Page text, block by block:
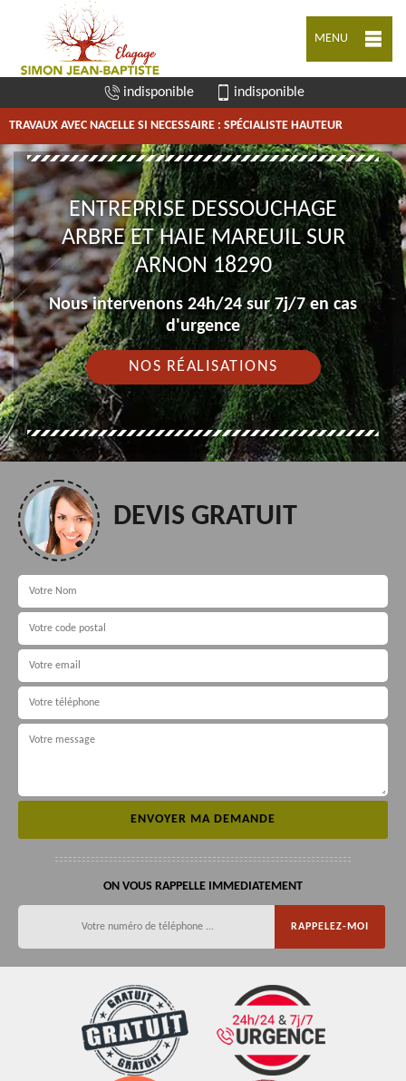
MENU
indisponible indisponible
TRAVAUX AVEC NACELLE SI NECESSAIRE : SPÉCIALISTE HAUTEUR
ENTREPRISE DESSOUCHAGE
ARBRE ET HAIE MAREUIL SUR
ARNON 18290
Nous intervenons 24h/24 sur 7j/7 en cas
d'urgence
NOS RÉALISATIONS
DEVIS GRATUIT
ON VOUS RAPPELLE IMMEDIATEMENT